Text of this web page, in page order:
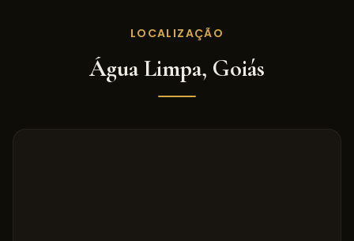
LOCALIZAÇÃO
Água Limpa, Goiás